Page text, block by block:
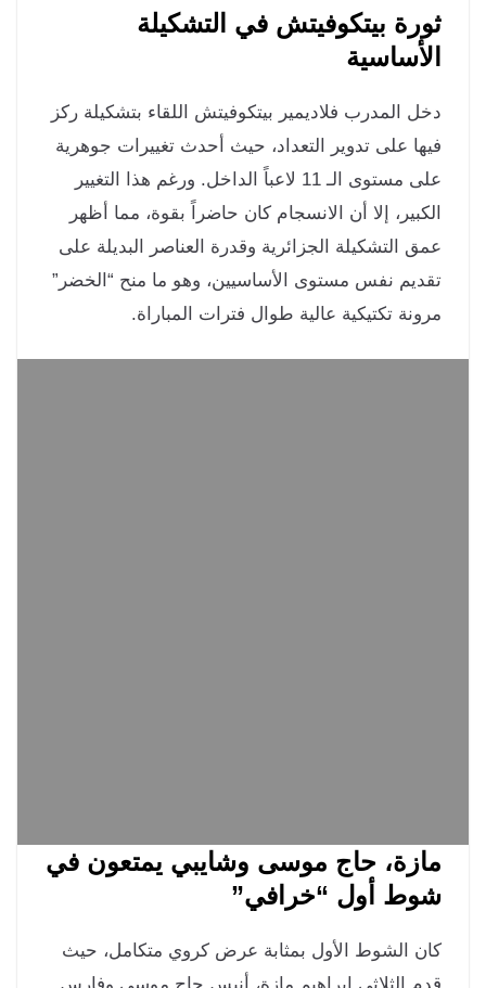
بيتكوفيتش في التشكيلة
المدرب فلاديمير بيتكوفيتش اللقاء بتشكيلة ركز
على تدوير التعداد، حيث أحدث تغييرات جوهرية
على مستوى الـ 11 لاعباً الداخل. ورغم هذا التغيير
إلا أن الانسجام كان حاضراً بقوة، مما أظهر
التشكيلة الجزائرية وقدرة العناصر البديلة على
نفس مستوى الأساسيين، وهو ما منح “الخضر”
تكتيكية عالية طوال فترات المباراة.
حاج موسى وشايبي يمتعون في
أول “خرافي”
الشوط الأول بمثابة عرض كروي متكامل، حيث